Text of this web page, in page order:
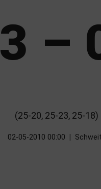
3 –
(25-20, 25-23, 25-18)
02-05-2010 00:00